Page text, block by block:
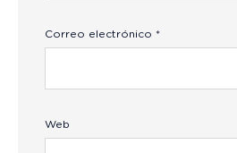
Correo electrónico *
Web